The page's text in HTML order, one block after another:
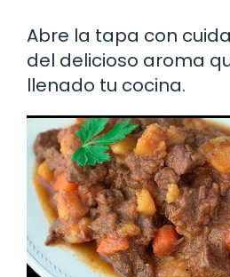
Abre la tapa con
del delicioso aroma
llenado tu cocina.